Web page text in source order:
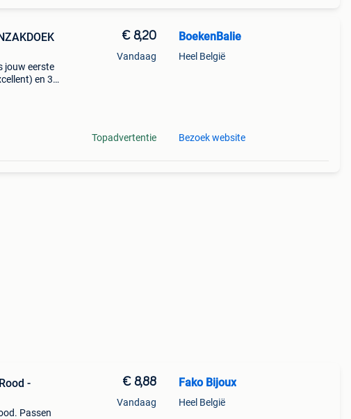
jouw eerste
en 30
€ 8,20
Vandaag
Topadvertentie
BoekenBalie
Heel België
Bezoek website
-
Passen
€ 8,88
Vandaag
Fako Bijoux
Heel België